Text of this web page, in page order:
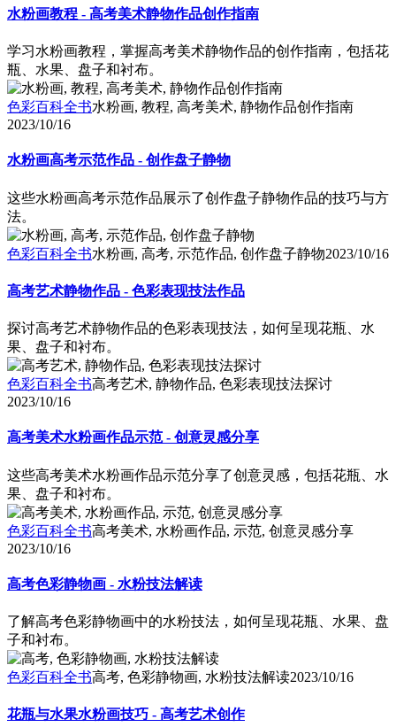
水粉画教程 - 高考美术静物作品创作指南
学习水粉画教程，掌握高考美术静物作品的创作指南，包括花
瓶、水果、盘子和衬布。
色彩百科全书水粉画, 教程, 高考美术, 静物作品创作指南
2023/10/16
水粉画高考示范作品 - 创作盘子静物
这些水粉画高考示范作品展示了创作盘子静物作品的技巧与方
法。
色彩百科全书水粉画, 高考, 示范作品, 创作盘子静物2023/10/16
高考艺术静物作品 - 色彩表现技法作品
探讨高考艺术静物作品的色彩表现技法，如何呈现花瓶、水
果、盘子和衬布。
色彩百科全书高考艺术, 静物作品, 色彩表现技法探讨
2023/10/16
高考美术水粉画作品示范 - 创意灵感分享
这些高考美术水粉画作品示范分享了创意灵感，包括花瓶、水
果、盘子和衬布。
色彩百科全书高考美术, 水粉画作品, 示范, 创意灵感分享
2023/10/16
高考色彩静物画 - 水粉技法解读
了解高考色彩静物画中的水粉技法，如何呈现花瓶、水果、盘
子和衬布。
色彩百科全书高考, 色彩静物画, 水粉技法解读2023/10/16
花瓶与水果水粉画技巧 - 高考艺术创作